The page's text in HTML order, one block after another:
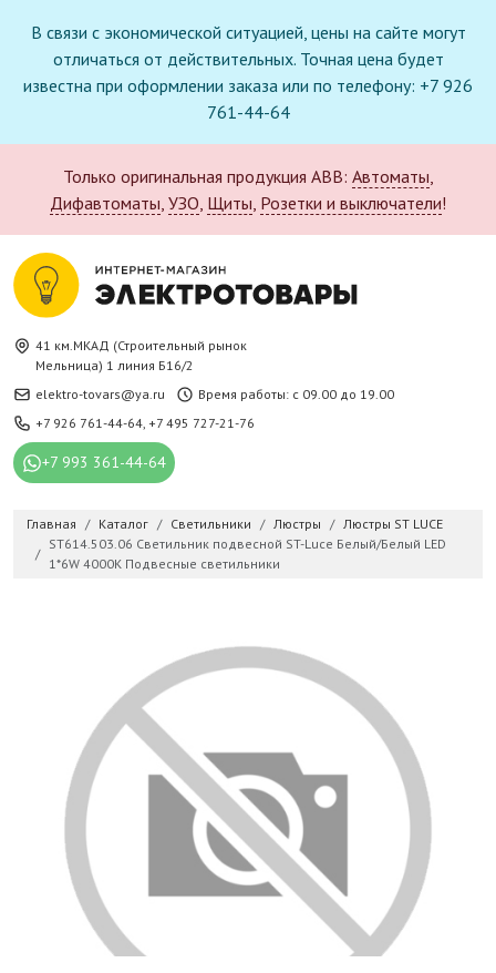
В связи с экономической ситуацией, цены на сайте могут
отличаться от действительных. Точная цена будет
известна при оформлении заказа или по телефону: +7 926
761-44-64
Только оригинальная продукция ABB: Автоматы,
Дифавтоматы, УЗО, Щиты, Розетки и выключатели!
41 км.МКАД (Строительный рынок
Мельница) 1 линия Б16/2
elektro-tovars@ya.ru
Время работы: с 09.00 до 19.00
+7 926 761-44-64, +7 495 727-21-76
+7 993 361-44-64
Главная Каталог Светильники Люстры
Люстры ST LUCE
ST614.503.06 Светильник подвесной ST-Luce Белый/Белый LED
1*6W 4000K Подвесные светильники